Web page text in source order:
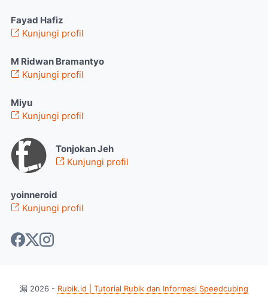
Fayad Hafiz
Kunjungi profil
M Ridwan Bramantyo
Kunjungi profil
Miyu
Kunjungi profil
Tonjokan Jeh
Kunjungi profil
yoinneroid
Kunjungi profil
漏 2026 - Rubik.id | Tutorial Rubik dan Informasi Speedcubing